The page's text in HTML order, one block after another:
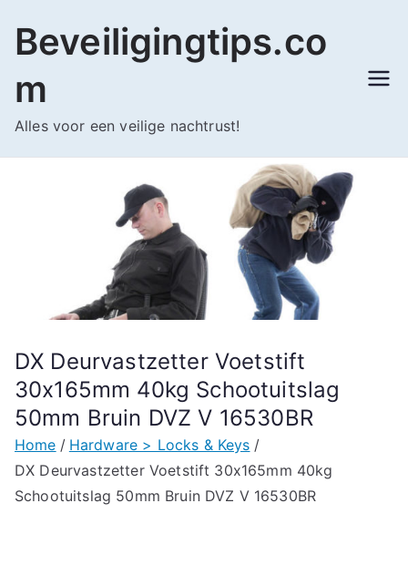
naar
inhoud
Beveiligingtips.co
m
Alles voor een veilige nachtrust!
DX Deurvastzetter Voetstift
30x165mm 40kg Schootuitslag
50mm Bruin DVZ V 16530BR
Home
Hardware > Locks & Keys
DX Deurvastzetter Voetstift 30x165mm 40kg
Schootuitslag 50mm Bruin DVZ V 16530BR